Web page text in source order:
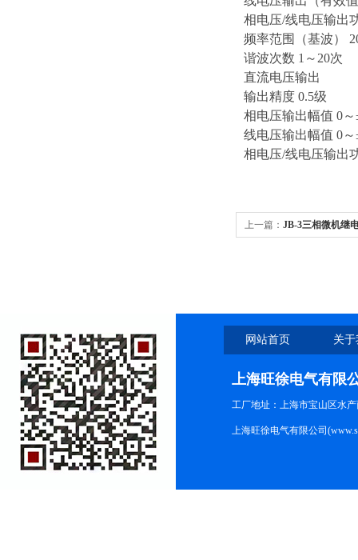
相电压/线电压输出
频率范围（基波）
谐波次数 1～20次
直流电压输出
输出精度 0.5级
相电压输出幅值 0～
线电压输出幅值 0～
相电压/线电压输出
上一篇： JB-3三相微机继
网站首页 关
上海旺徐电气有限
工厂地址：上海市宝山区水产
上海旺徐电气有限公司